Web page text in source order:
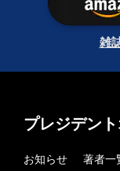
雑
プレジデン
お知らせ 著者一